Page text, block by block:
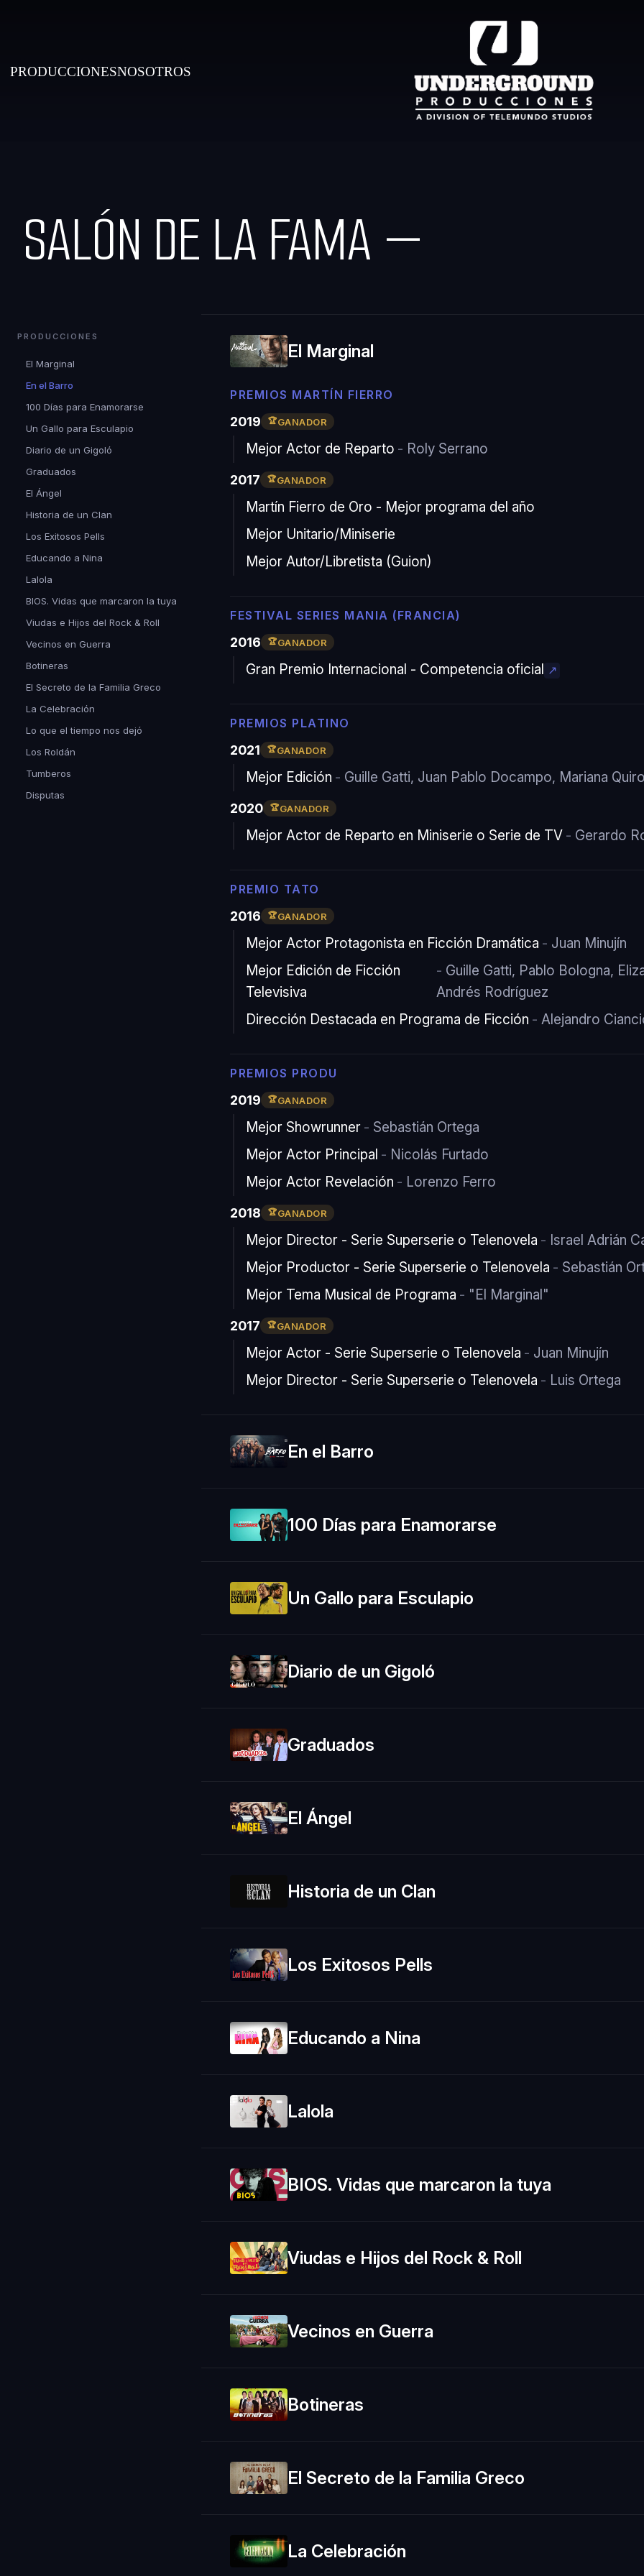
PRODUCCIONESNOSOTROS
SALÓN DE LA FAMA —
PRODUCCIONES
El Marginal
En el Barro
100 Días para Enamorarse
Un Gallo para Esculapio
Diario de un Gigoló
Graduados
El Ángel
Historia de un Clan
Los Exitosos Pells
Educando a Nina
Lalola
BIOS. Vidas que marcaron la tuya
Viudas e Hijos del Rock & Roll
Vecinos en Guerra
Botineras
El Secreto de la Familia Greco
La Celebración
Lo que el tiempo nos dejó
Los Roldán
Tumberos
Disputas
El Marginal
PREMIOS MARTÍN FIERRO
2019 GANADOR
Mejor Actor de Reparto Roly Serrano
2017 GANADOR
Martín Fierro de Oro - Mejor programa del año
Mejor Unitario/Miniserie
Mejor Autor/Libretista (Guion)
FESTIVAL SERIES MANIA (FRANCIA)
2016 GANADOR
Gran Premio Internacional - Competencia oficial
PREMIOS PLATINO
2021 GANADOR
Mejor Edición Guille Gatti, Juan Pablo Docampo, Mariana
2020 GANADOR
Mejor Actor de Reparto en Miniserie o Serie de TV Gerardo
PREMIO TATO
2016 GANADOR
Mejor Actor Protagonista en Ficción Dramática
Juan Minujín
Mejor Edición de Ficción
Televisiva
Guille Gatti, Pablo Bologna,
Andrés Rodríguez
Dirección Destacada en Programa de Ficción
Alejandro
PREMIOS PRODU
2019 GANADOR
Mejor Showrunner
Sebastián Ortega
Mejor Actor Principal
Nicolás Furtado
Mejor Actor Revelación
Lorenzo Ferro
2018 GANADOR
Mejor Director - Serie Superserie o Telenovela
Israel Adrián
Mejor Productor - Serie Superserie o Telenovela
Sebastián
Mejor Tema Musical de Programa
"El Marginal"
2017 GANADOR
Mejor Actor - Serie Superserie o Telenovela
Juan Minujín
Mejor Director - Serie Superserie o Telenovela
Luis Ortega
En el Barro
100 Días para Enamorarse
Un Gallo para Esculapio
Diario de un Gigoló
Graduados
El Ángel
Historia de un Clan
Los Exitosos Pells
Educando a Nina
Lalola
BIOS. Vidas que marcaron la tuya
Viudas e Hijos del Rock & Roll
Vecinos en Guerra
Botineras
El Secreto de la Familia Greco
La Celebración